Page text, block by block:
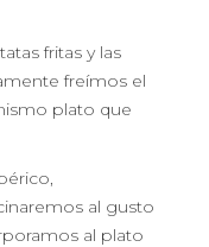
fritas y las
freímos el
plato que
al gusto
al plato